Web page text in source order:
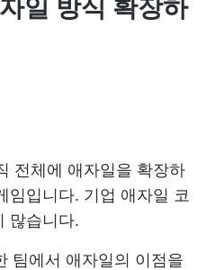
일 방식 확장하
전체에 애자일을 확장하
임입니다. 기업 애자일 코
많습니다.
팀에서 애자일의 이점을